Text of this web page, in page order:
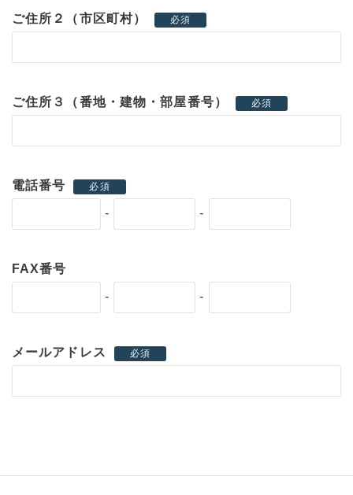
ご住所２（市区町村） 必須
ご住所３（番地・建物・部屋番号） 必須
電話番号 必須
- -
FAX番号
- -
メールアドレス 必須